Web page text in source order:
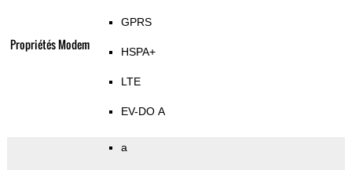
Propriétés Modem
GPRS
HSPA+
LTE
EV-DO A
a